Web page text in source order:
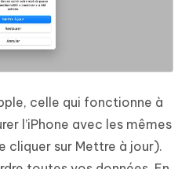
celle qui fonctionne à
l’iPhone avec les mêmes
cliquer sur Mettre à jour).